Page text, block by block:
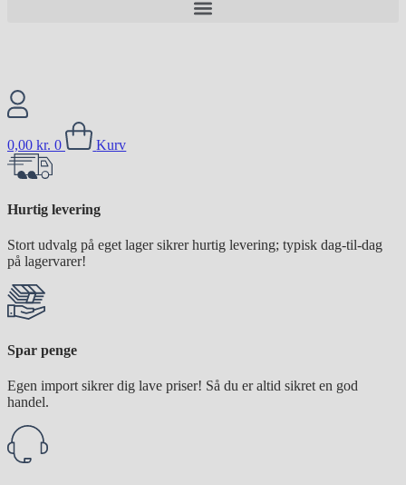
0,00 kr. 0 Kurv
Hurtig levering
Stort udvalg på eget lager sikrer hurtig levering; typisk dag-til-dag
på lagervarer!
Spar penge
Egen import sikrer dig lave priser! Så du er altid sikret en god
handel.